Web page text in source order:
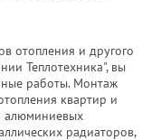
отопления и другого
Теплотехника", вы
работы. Монтаж
квартир и
алюминиевых
радиаторов,